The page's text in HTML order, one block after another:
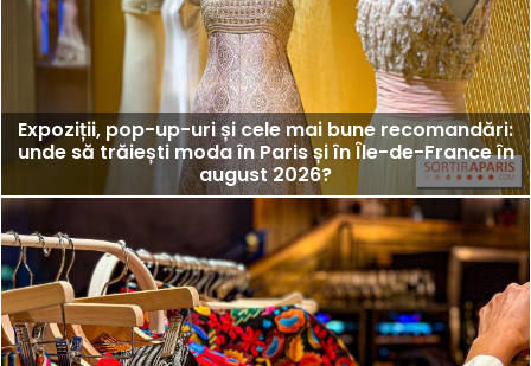
Expoziții, pop-up-uri și cele mai bune recomandări:
unde să trăiești moda în Paris și în Île-de-France în
august 2026?